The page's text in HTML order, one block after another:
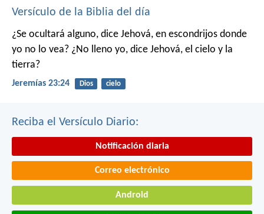
Versículo de la Biblia del día
¿Se ocultará alguno, dice Jehová, en escondrijos donde
yo no lo vea? ¿No lleno yo, dice Jehová, el cielo y la
tierra?
Jeremías 23:24 Dios cielo
Reciba el Versículo Diario:
Notificación diaria
Correo electrónico
Android